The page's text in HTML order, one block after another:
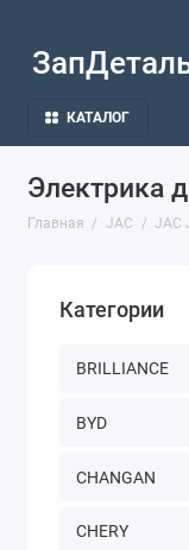
КАТАЛОГ
Электрика
Главная JAC JAC
Категории
BRILLIANCE
BYD
CHANGAN
CHERY